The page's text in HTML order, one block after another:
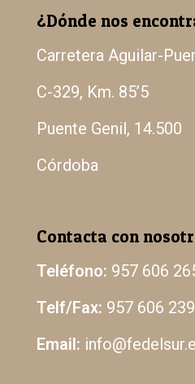
¿Dónde nos
Carretera Aguilar-
C-329, Km. 85’5
Puente Genil, 14.500
Córdoba
Contacta con
Teléfono: 957 606
Telf/Fax: 957 606 239
Email: